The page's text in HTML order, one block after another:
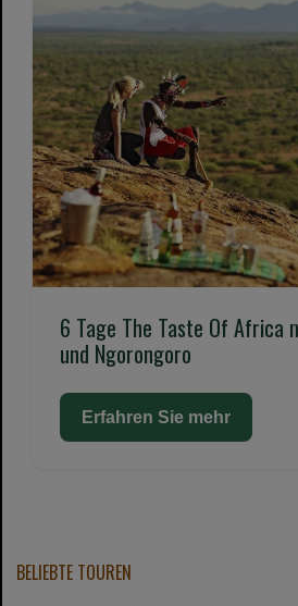
6 Tage The Taste Of Africa
und Ngorongoro
Erfahren Sie mehr
BELIEBTE TOUREN